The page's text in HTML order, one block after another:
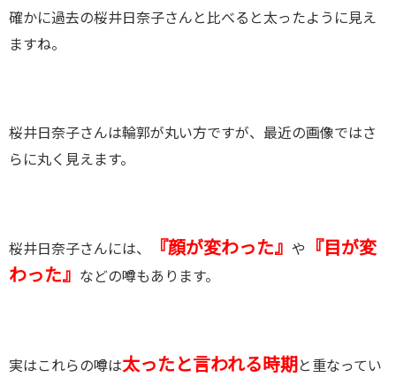
確かに過去の桜井日奈子さんと比べると太ったように見え
ますね。
桜井日奈子さんは輪郭が丸い方ですが、最近の画像ではさ
らに丸く見えます。
桜井日奈子さんには、 『顔が変わった』 や
『目が変
わった』
などの噂もあります。
実はこれらの噂は太ったと言われる時期 と重なってい